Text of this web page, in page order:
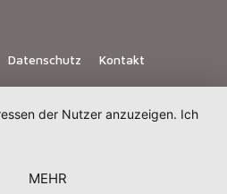
Datenschutz Kontakt
der Nutzer anzuzeigen. Ich
MEHR